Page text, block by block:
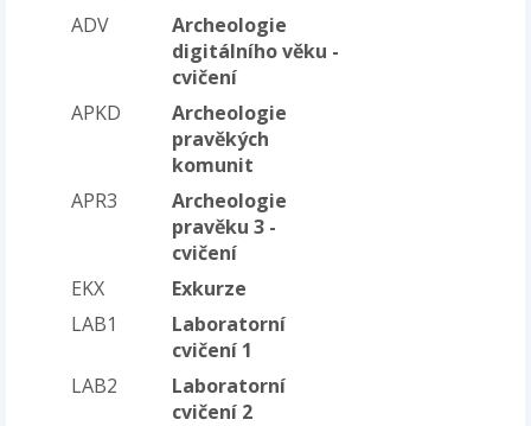
ADV
Archeologie
digitálního věku -
cvičení
APKD
Archeologie
pravěkých
komunit
APR3
Archeologie
pravěku 3 -
cvičení
EKX
Exkurze
LAB1
Laboratorní
cvičení 1
LAB2
Laboratorní
cvičení 2